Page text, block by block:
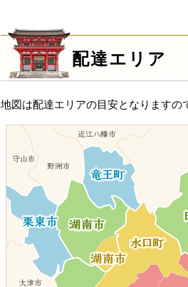
配達エリア
地図は配達エリアの目安となりますの